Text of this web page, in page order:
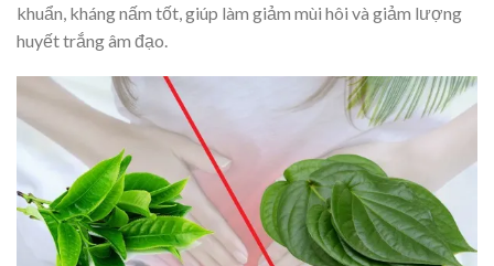
khuẩn, kháng nấm tốt, giúp làm giảm mùi hôi và giảm lượng
huyết trắng âm đạo.